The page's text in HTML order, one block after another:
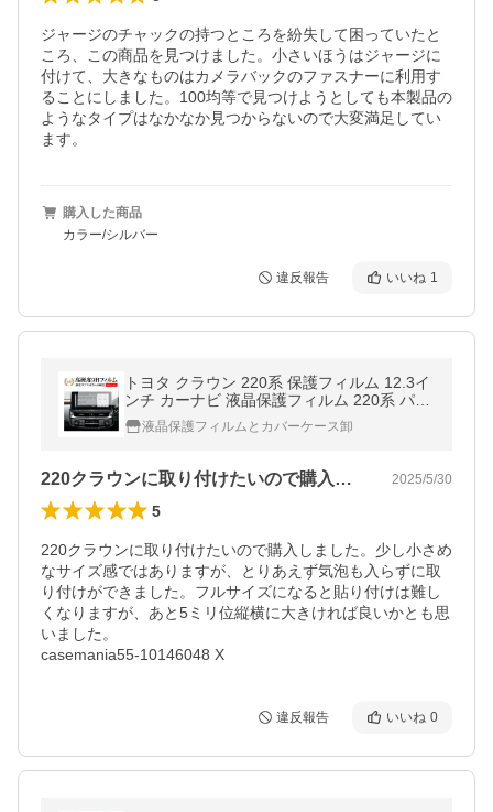
ジャージのチャックの持つところを紛失して困っていたと
ころ、この商品を見つけました。小さいほうはジャージに
付けて、大きなものはカメラバックのファスナーに利用す
ることにしました。100均等で見つけようとしても本製品の
ようなタイプはなかなか見つからないので大変満足してい
ます。
購入した商品
カラー/シルバー
違反報告 いいね 1
トヨタ クラウン 220系 保護フィルム 12.3イ
ンチ カーナビ 液晶保護フィルム 220系 パー
ツ 強化ガラス と 同等の 高硬度9H 保護フィ
ルム 互換品
液晶保護フィルムとカバーケース卸
220クラウンに取り付けたいので購入し… 2025/5/30
5
220クラウンに取り付けたいので購入しました。少し小さめ
なサイズ感ではありますが、とりあえず気泡も入らずに取
り付けができました。フルサイズになると貼り付けは難し
くなりますが、あと5ミリ位縦横に大きければ良いかとも思
いました。
casemania55-10146048 X
違反報告 いいね 0